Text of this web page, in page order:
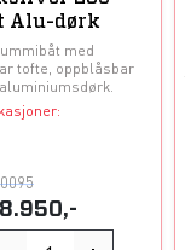
Alu-dørk
med
tofte, oppblåsbar
8.950,-